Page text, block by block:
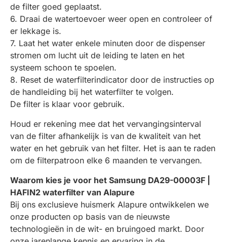
de filter goed geplaatst.
6. Draai de watertoevoer weer open en controleer of
er lekkage is.
7. Laat het water enkele minuten door de dispenser
stromen om lucht uit de leiding te laten en het
systeem schoon te spoelen.
8. Reset de waterfilterindicator door de instructies op
de handleiding bij het waterfilter te volgen.
De filter is klaar voor gebruik.
Houd er rekening mee dat het vervangingsinterval
van de filter afhankelijk is van de kwaliteit van het
water en het gebruik van het filter. Het is aan te raden
om de filterpatroon elke 6 maanden te vervangen.
Waarom kies je voor het Samsung DA29-00003F |
HAFIN2 waterfilter van Alapure
Bij ons exclusieve huismerk Alapure ontwikkelen we
onze producten op basis van de nieuwste
technologieën in de wit- en bruingoed markt. Door